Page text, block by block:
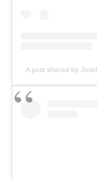
A post shared by